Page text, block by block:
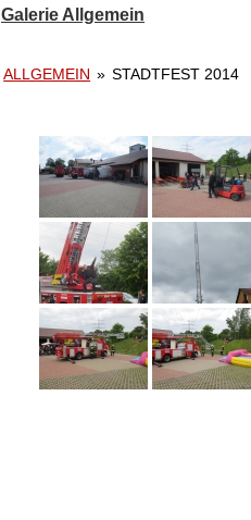
Galerie Allgemein
ALLGEMEIN » STADTFEST 2014